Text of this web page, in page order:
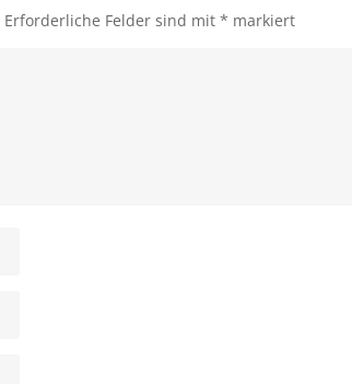
Erforderliche Felder sind mit* markiert